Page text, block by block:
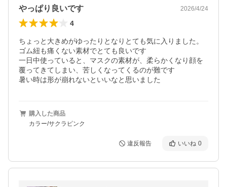
やっぱり良いです 2026/4/24
4
ちょっと大きめがゆったりとなりとても気に入りました。
ゴム紐も痛くない素材でとても良いです
一日中使っていると、マスクの素材が、柔らかくなり顔を
覆ってきてしまい、苦しくなってくるのが難です
暑い時は形が崩れないといいなと思いました
購入した商品
カラー/サクラピンク
違反報告 いいね 0